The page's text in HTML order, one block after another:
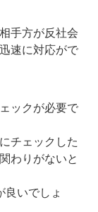
手方が反社会
速に対応がで
ックが必要で
チェックした
わりがないと
いでしょ